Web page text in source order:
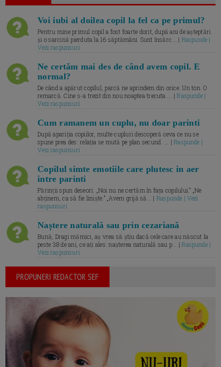
Voi iubi al doilea copil la fel ca pe primul?
Pentru mine primul copil a fost foarte dorit, după ani de așteptări
și o sarcină pierduta la 16 săptămâni. Sunt însărc... | Raspunde |
Vezi raspunsuri
Ne certăm mai des de când avem copil. E
normal?
De când a apărut copilul, parcă ne aprindem din orice. Un ton. O
remarcă. Cine s-a trezit din nou noaptea trecuta.... |Raspunde |
Vezi raspunsuri
Cum ramanem un cuplu, nu doar parinti
După apariția copiilor, multe cupluri descoperă ceva ce nu se
spune prea des: relația se mută pe plan secund. ... |Raspunde |
Vezi raspunsuri
Copilul simte emotiile care plutesc in aer
intre parinti
Părinții spun deseori: „Noi nu ne certăm în fața copilului.” „Ne
abținem, ca să fie liniște.” „Avem grijă să... | Raspunde | Vezi
raspunsuri
Naștere naturală sau prin cezariană
Bună, Dragi mămici, aș vrea să știu dacă cele care au născut la
peste 38 de ani, ce ați ales: nașterea naturală sau p... |Raspunde |
Vezi raspunsuri
PROPUNERI REDACTOR SEF